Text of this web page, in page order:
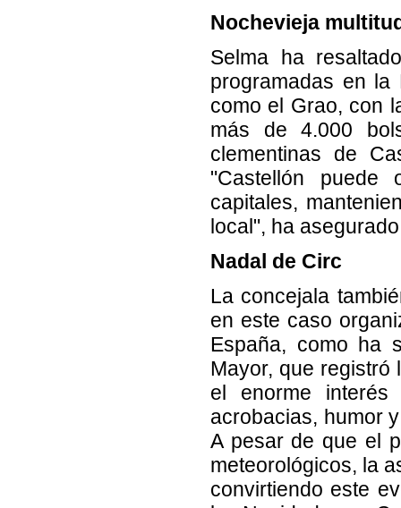
Nochevieja
Selma ha
programadas en
como el Grao, con
más de 4.000
clementinas de
"Castellón puede
capitales,
local", ha
Nadal de Circ
La concejala
en este caso
España, como ha
Mayor, que registró
el enorme
acrobacias, humor
A pesar de que el
meteorológicos, la
convirtiendo este